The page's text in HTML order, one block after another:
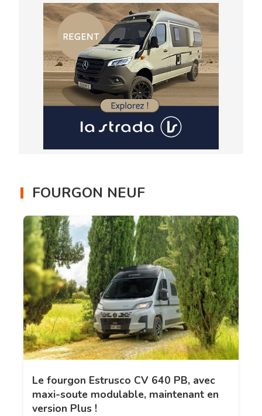
FOURGON NEUF
Le fourgon Estrusco CV 640 PB, avec
maxi-soute modulable, maintenant en
version Plus !